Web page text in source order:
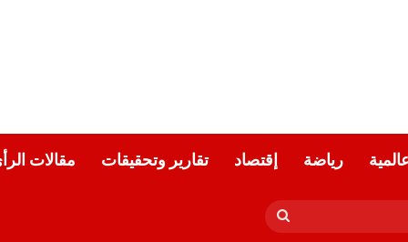
رياضة إقتصاد تقارير وتحقيقات مقالات
بحث